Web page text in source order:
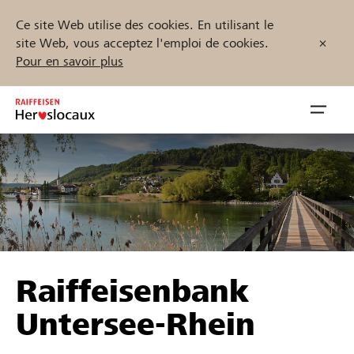
Ce site Web utilise des cookies. En utilisant le
site Web, vous acceptez l'emploi de cookies.
Pour en savoir plus
Inhalt
springen
öffnen
Parrainer
Soutien & assistance
Trouvez des projets et des organisations
Démarrez maintenant
Raiffeisenbank
Untersee-Rhein